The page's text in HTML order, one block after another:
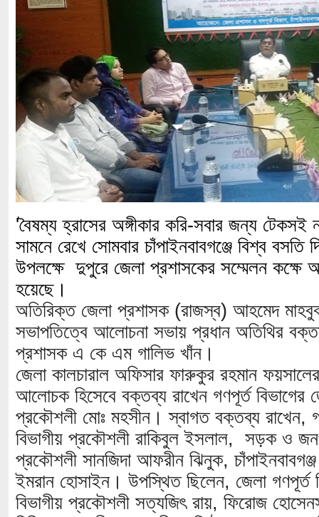
'বৈষম্য হ্রাসের অঙ্গীকার করি-সবার জন্য টেকসই
সামনে রেখে সোমবার চাঁপাইনবাবগঞ্জে বিশ্ব
উপলক্ষে দুপুরে জেলা প্রশাসকের সম্মেলন কক্ষে
হয়েছে।
অতিরিক্ত জেলা প্রশাসক (রাজস্ব) আহমেদ
সভাপতিত্বে আলোচনা সভায় প্রধান অতিথির
প্রশাসক এ কে এম গালিভ খাঁন।
জেলা কালচারাল অফিসার ফারুকুর রহমান
আলোচক হিসেবে বক্তব্য রাখেন গণপূর্ত বিভাগের
প্রকৌশলী মোঃ মহসীন। স্বাগত বক্তব্য রাখেন,
বিভাগীয় প্রকৌশলী রাকিবুল ইসলাল, সড়ক ও জনপথ
প্রকৌশলী সানজিদা আফরীন ঝিনুক, চাঁপাইনবাবগঞ্জ
ইমরান হোসাইন। উপস্থিত ছিলেন, জেলা গণপূর্ত
বিভাগীয় প্রকৌশলী সত্যজিৎ রায়, ফিরোজ